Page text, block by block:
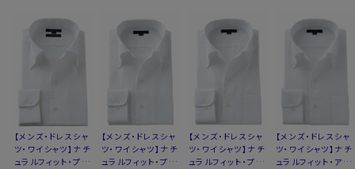
結果、光沢感・ソフト感にあふれ着心地のいい、その上洗
濯後のお手入れが楽といった、相反する事象を併せ持っ
た上質シャツに仕上がりました。
●ポケット無し
ドレッシーで洗練されたスマートシャツスタイル。
欧米ではドレスシャツの標準であるポケットなしにて生
産しました。
衿型
ボタンダウン
第一ボタンあり
キーパー
後身頃
バックダーツ入り
ポケット
柄
織柄無地
カフス
ラウンドカット
アジャスタブル
【メンズ・ドレスシャ
ツ・ワイシャツ】ナチ
ュラルフィット・プレ
【メンズ・ドレスシャ
ツ・ワイシャツ】ナチ
ュラルフィット・プレ
【メンズ・ドレスシャ
ツ・ワイシャツ】ナチ
ュラルフィット・プレ
【メンズ・ドレスシャ
ツ・ワイシャツ】ナチ
ュラルフィット・アイ